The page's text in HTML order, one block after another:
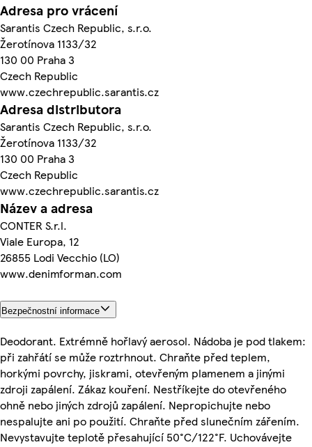
Adresa pro vrácení
Sarantis Czech Republic, s.r.o.
Žerotínova 1133/32
130 00 Praha 3
Czech Republic
www.czechrepublic.sarantis.cz
Adresa distributora
Sarantis Czech Republic, s.r.o.
Žerotínova 1133/32
130 00 Praha 3
Czech Republic
www.czechrepublic.sarantis.cz
Název a adresa
CONTER S.r.l.
Viale Europa, 12
26855 Lodi Vecchio (LO)
www.denimforman.com
Bezpečnostní informace
Deodorant. Extrémně hořlavý aerosol. Nádoba je pod tlakem:
při zahřátí se může roztrhnout. Chraňte před teplem,
horkými povrchy, jiskrami, otevřeným plamenem a jinými
zdroji zapálení. Zákaz kouření. Nestříkejte do otevřeného
ohně nebo jiných zdrojů zapálení. Nepropichujte nebo
nespalujte ani po použití. Chraňte před slunečním zářením.
Nevystavujte teplotě přesahující 50°C/122°F. Uchovávejte